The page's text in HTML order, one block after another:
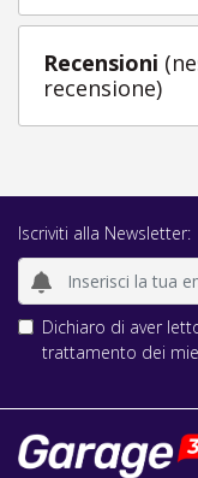
Recensioni
recensione)
Iscriviti alla Newsletter:
Dichiaro di aver
trattamento dei